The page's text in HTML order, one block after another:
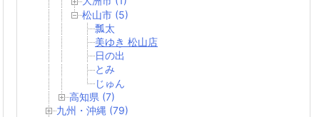
松山市 (5)
瓢太
美ゆき 松山店
日の出
とみ
じゅん
高知県 (7)
九州・沖縄 (79)